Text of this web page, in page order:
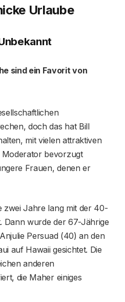
Urlaube
sind ein Favorit von
doch das hat Bill
mit vielen attraktiven
Moderator bevorzugt
Frauen, denen er
zwei Jahre lang mit der 40-
Dann wurde der 67-Jährige
Persuad (40) an den
auf Hawaii gesichtet. Die
anderen
die Maher einiges